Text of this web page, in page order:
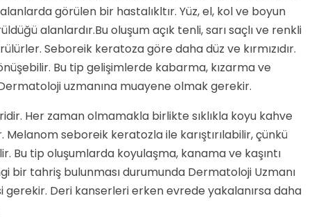
görülen bir hastalıkltır. Yüz, el, kol ve boyun
alanlardır.Bu oluşum açık tenli, sarı saçlı ve renkli
Seboreik keratoza göre daha düz ve kırmızıdır.
Bu tip gelişimlerde kabarma, kızarma ve
uzmanına muayene olmak gerekir.
Her zaman olmamakla birlikte sıklıkla koyu kahve
seboreik keratozla ile karıştırılabilir, çünkü
Bu tip oluşumlarda koyulaşma, kanama ve kaşıntı
bir tahriş bulunması durumunda Dermatoloji Uzmanı
gerekir. Deri kanserleri erken evrede yakalanırsa daha